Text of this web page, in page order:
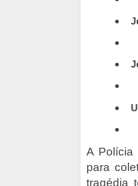
A Polícia
para
tragédia